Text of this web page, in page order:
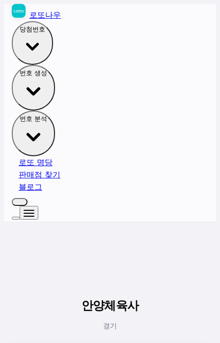
로또나우
당첨번호
번호 생성
번호 분석
로또 명당
판매점 찾기
블로그
안양체육사
경기